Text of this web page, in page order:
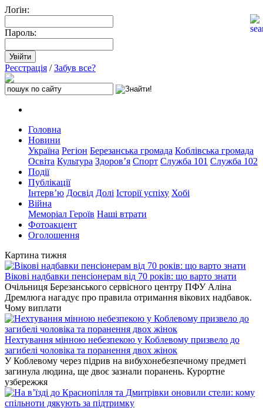
Лоґін:
Пароль:
Реєстрація /Забув все?
Головна
Новини
Україна Регіон Березанська громада Коблівська громада
Освіта Культура Здоров’я Спорт Служба 101 Служба 102
Події
Публікації
Інтерв’ю Досвід Долі Історії успіху Хобі
Війна
Меморіал Героїв Наші втрати
Фотоакцент
Оголошення
Картина тижня
Вікові надбавки пенсіонерам від 70 років: що варто знати
Очільниця Березанського сервісного центру ПФУ Аліна
Дремлюга нагадує про правила отримання вікових надбавок.
Чому виплати
Нехтування мінною небезпекою у Коблевому призвело до
загибелі чоловіка та поранення двох жінок
У Коблевому через підрив на вибухонебезпечному предметі
загинула людина, ще двоє зазнали поранень. Курортне
узбережжя